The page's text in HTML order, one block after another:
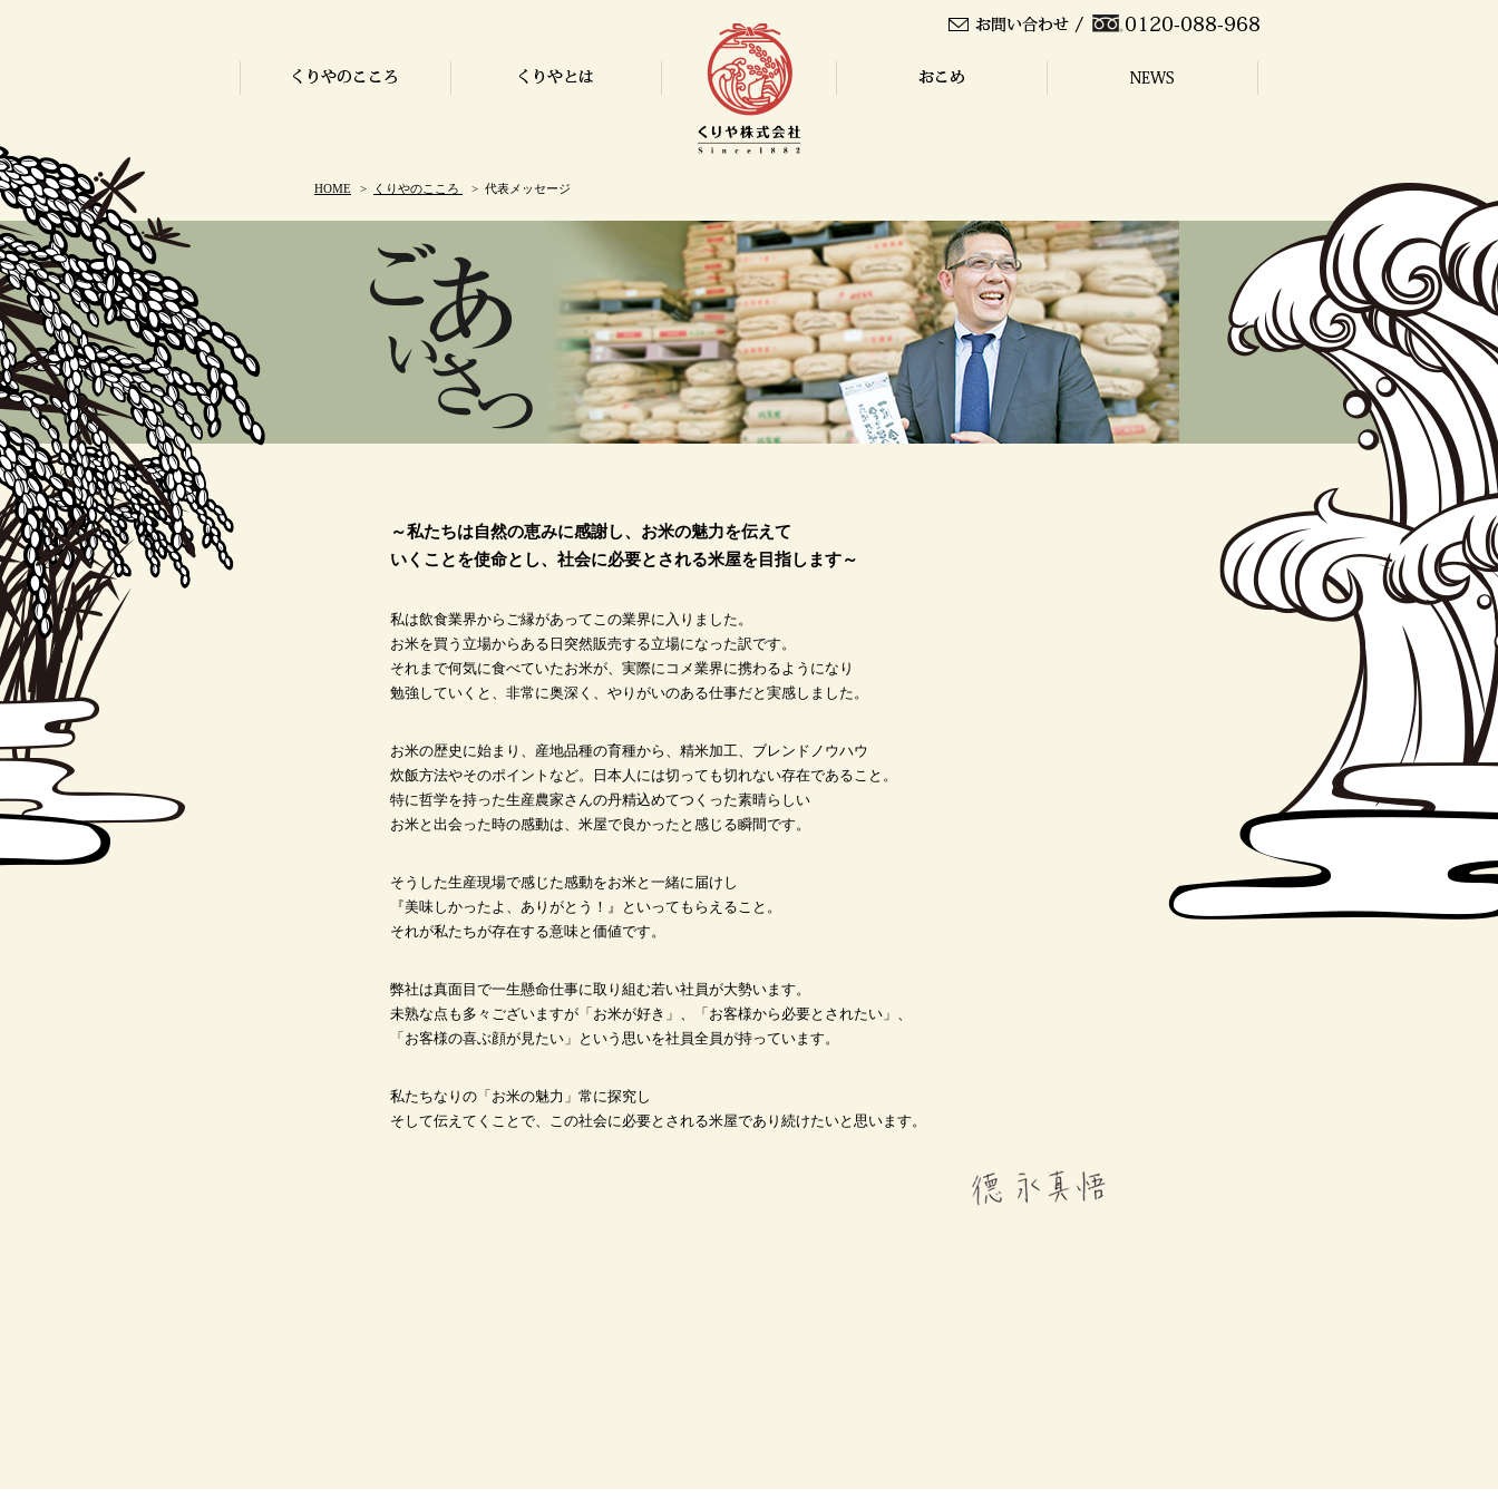
HOME > くりやのこころ > 代表メッセージ
～私たちは自然の恵みに感謝し、お米の魅力を伝えて
いくことを使命とし、社会に必要とされる米屋を目指します～
私は飲食業界からご縁があってこの業界に入りました。
お米を買う立場からある日突然販売する立場になった訳です。
それまで何気に食べていたお米が、実際にコメ業界に携わるようになり
勉強していくと、非常に奥深く、やりがいのある仕事だと実感しました。
お米の歴史に始まり、産地品種の育種から、精米加工、ブレンドノウハウ
炊飯方法やそのポイントなど。日本人には切っても切れない存在であること。
特に哲学を持った生産農家さんの丹精込めてつくった素晴らしい
お米と出会った時の感動は、米屋で良かったと感じる瞬間です。
そうした生産現場で感じた感動をお米と一緒に届けし
『美味しかったよ、ありがとう！』といってもらえること。
それが私たちが存在する意味と価値です。
弊社は真面目で一生懸命仕事に取り組む若い社員が大勢います。
未熟な点も多々ございますが「お米が好き」、「お客様から必要とされたい」、
「お客様の喜ぶ顔が見たい」という思いを社員全員が持っています。
私たちなりの「お米の魅力」常に探究し
そして伝えてくことで、この社会に必要とされる米屋であり続けたいと思います。